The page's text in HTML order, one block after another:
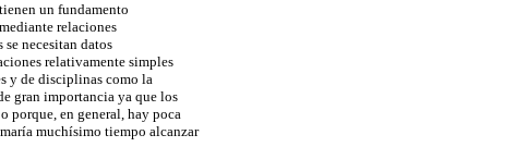
un fundamento
relaciones
necesitan datos
relativamente simples
y de disciplinas como la
gran importancia ya que los
porque, en general, hay poca
muchísimo tiempo alcanzar